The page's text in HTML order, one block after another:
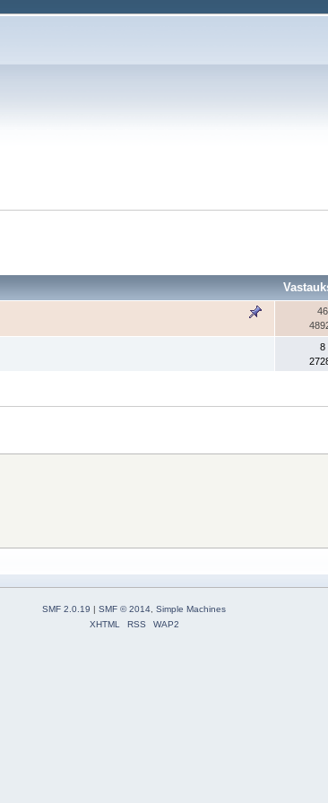
8
SMF 2.0.19 | SMF © 2014, Simple Machines
XHTML
RSS WAP2